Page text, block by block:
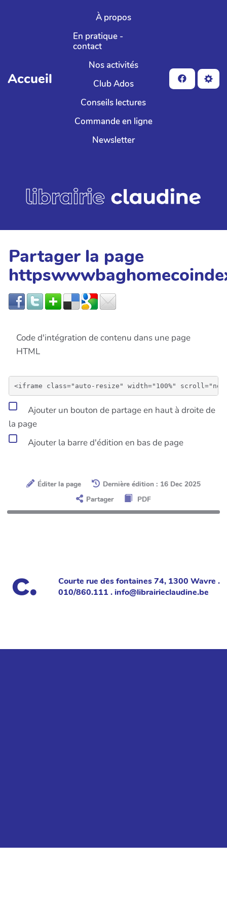
Aller au contenu principal
Accueil
À propos
En pratique -
contact
Nos activités
Club Ados
Conseils lectures
Commande en ligne
Newsletter
Partager la page
Code d'intégration de contenu dans une page
HTML
Ajouter un bouton de partage en haut à droite de
la page
Ajouter la barre d'édition en bas de page
Éditer la page
Dernière édition : 16 Dec 2025
Partager
PDF
Courte rue des fontaines 74, 1300 Wavre .
010/860.111 . info@librairieclaudine.be